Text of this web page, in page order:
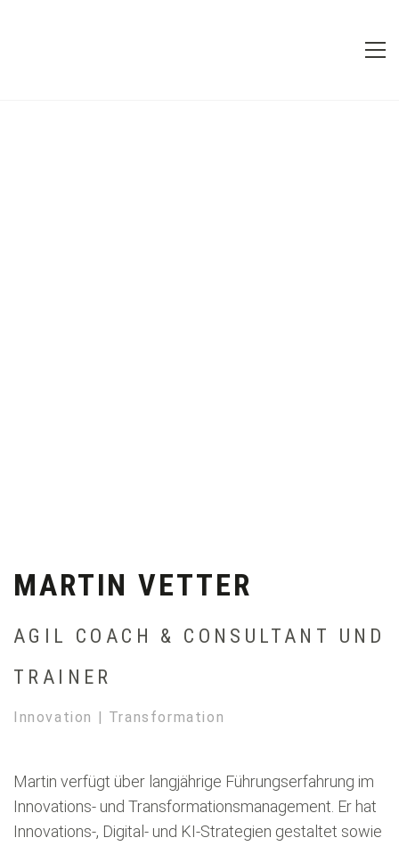
MARTIN VETTER
AGIL COACH & CONSULTANT UND
TRAINER
Innovation | Transformation
Martin verfügt über langjährige Führungserfahrung im
Innovations- und Transformationsmanagement. Er hat
Innovations-, Digital- und KI-Strategien gestaltet sowie